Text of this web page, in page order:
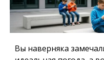
Вы наверняка